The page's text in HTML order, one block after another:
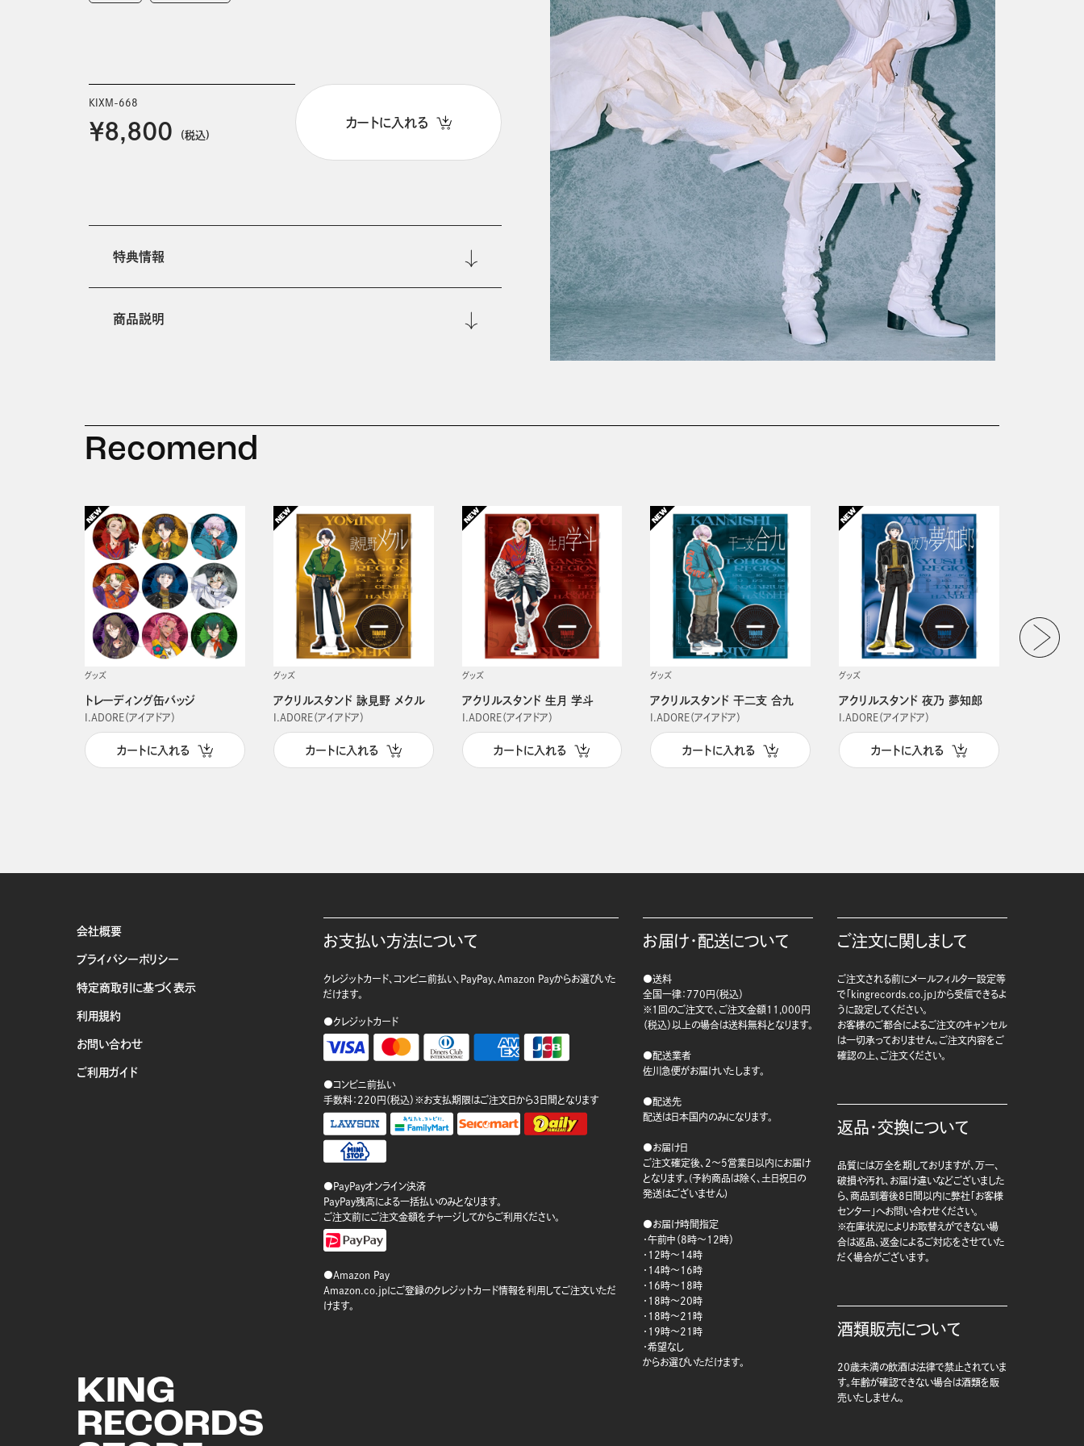
KIXM-668
￥8,800 (税込)
カートに入れる
特典情報
商品説明
Recomend
グッズ
トレーディング缶バッジ
I.ADORE（アイアドア）
カートに入れる
グッズ
アクリルスタンド 詠見野 メクル
I.ADORE（アイアドア）
カートに入れる
グッズ
アクリルスタンド 生月 学斗
I.ADORE（アイアドア）
カートに入れる
グッズ
アクリルスタンド 干二支 合九
I.ADORE（アイアドア）
カートに入れる
グッズ
アクリルスタンド 夜乃 夢知郎
I.ADORE（アイアドア）
カートに入れる
会社概要
プライバシーポリシー
特定商取引に基づく表示
利用規約
お問い合わせ
ご利用ガイド
KING
RECORDS
お支払い方法について
クレジットカード、コンビニ前払い、PayPay、Amazon Payからお選びいた
だけます。
●クレジットカード
●コンビニ前払い
手数料：220円（税込）※お支払期限はご注文日から3日間となります
●PayPayオンライン決済
PayPay残高による一括払いのみとなります。
ご注文前にご注文金額をチャージしてからご利用ください。
●Amazon Pay
Amazon.co.jpにご登録のクレジットカード情報を利用してご注文いただ
けます。
お届け・配送について
●送料
全国一律：770円（税込）
※1回のご注文で、ご注文金額11,000円
（税込）以上の場合は送料無料となります。
●配送業者
佐川急便がお届けいたします。
●配送先
配送は日本国内のみになります。
●お届け日
ご注文確定後、2～5営業日以内にお届け
となります。(予約商品は除く、土日祝日の
発送はございません)
●お届け時間指定
・午前中（8時～12時）
・12時～14時
・14時～16時
・16時～18時
・18時～20時
・18時～21時
・19時～21時
・希望なし
からお選びいただけます。
ご注文に関しまして
ご注文される前にメールフィルター設定等
で「kingrecords.co.jp」から受信できるよ
うに設定してください。
お客様のご都合によるご注文のキャンセル
は一切承っておりません。ご注文内容をご
確認の上、ご注文ください。
返品・交換について
品質には万全を期しておりますが、万一、
破損や汚れ、お届け違いなどございました
ら、商品到着後8日間以内に弊社「お客様
センター」へお問い合わせください。
※在庫状況によりお取替えができない場
合は返品、返金によるご対応をさせていた
だく場合がございます。
酒類販売について
20歳未満の飲酒は法律で禁止されていま
す。年齢が確認できない場合は酒類を販
売いたしません。